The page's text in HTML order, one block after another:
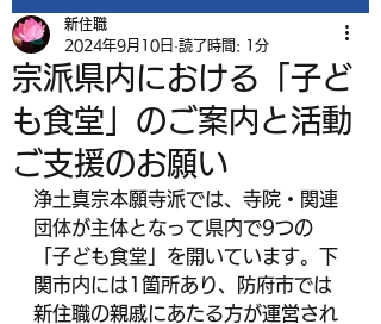
宗派県内における「子ど
も食堂」のご案内と活動
ご支援のお願い
新住職
2024年9月10日 読了時間: 1分
浄土真宗本願寺派では、寺院・関連
団体が主体となって県内で9つの
「子ども食堂」を開いています。下
関市内には1箇所あり、防府市では
新住職の親戚にあたる方が運営され